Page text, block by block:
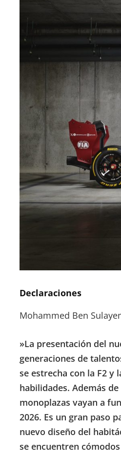
Declaraciones
Mohammed Ben
»La presentación del
generaciones de
se estrecha con la F2 y
habilidades. Además
monoplazas vayan a
2026. Es un gran paso
nuevo diseño del
se encuentren